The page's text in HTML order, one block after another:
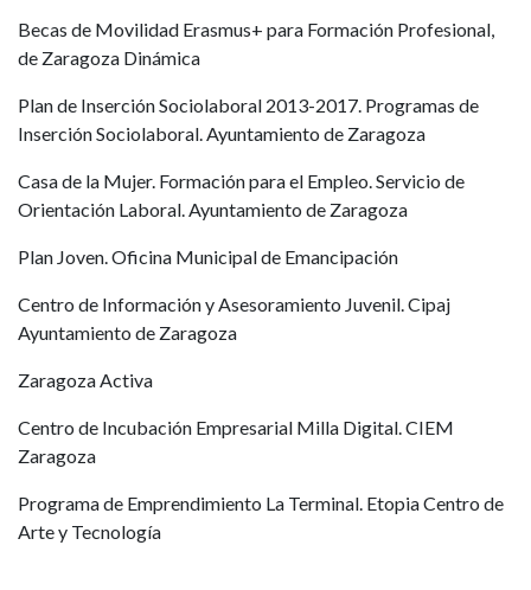
Becas de Movilidad Erasmus+ para Formación Profesional,
de Zaragoza Dinámica
Plan de Inserción Sociolaboral 2013-2017. Programas de
Inserción Sociolaboral. Ayuntamiento de Zaragoza
Casa de la Mujer. Formación para el Empleo. Servicio de
Orientación Laboral. Ayuntamiento de Zaragoza
Plan Joven. Oficina Municipal de Emancipación
Centro de Información y Asesoramiento Juvenil. Cipaj
Ayuntamiento de Zaragoza
Zaragoza Activa
Centro de Incubación Empresarial Milla Digital. CIEM
Zaragoza
Programa de Emprendimiento La Terminal. Etopia Centro de
Arte y Tecnología